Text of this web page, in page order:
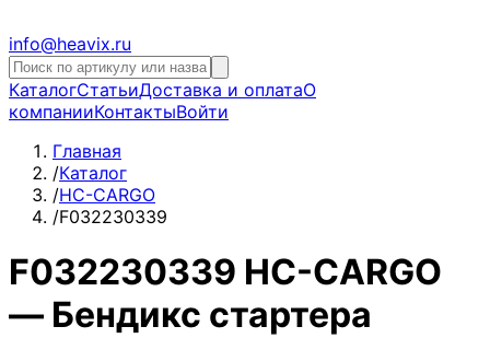
info@heavix.ru
КаталогСтатьиДоставка и оплатаО
компанииКонтактыВойти
Главная
/Каталог
/HC-CARGO
/F032230339
F032230339 HC-CARGO
— Бендикс стартера